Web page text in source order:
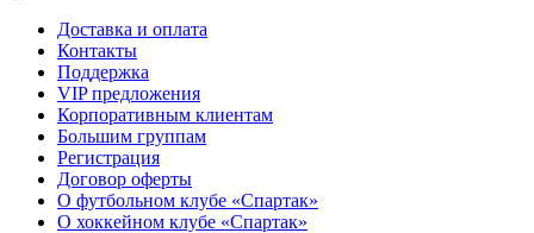
Доставка и оплата
Контакты
Поддержка
VIP предложения
Корпоративным клиентам
Большим группам
Регистрация
Договор оферты
О футбольном клубе «Спартак»
О хоккейном клубе «Спартак»